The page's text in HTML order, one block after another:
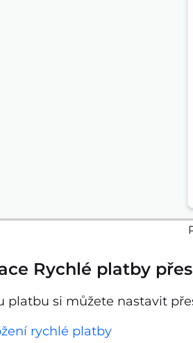
Rychlé platby
platbu si můžete nastavit
rychlé platby